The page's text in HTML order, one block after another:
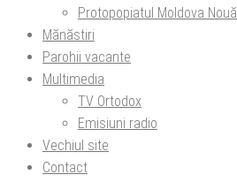
Protopopiatul Moldova Nouă
Mănăstiri
Parohii vacante
Multimedia
TV Ortodox
Emisiuni radio
Vechiul site
Contact